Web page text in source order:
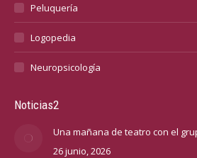
Peluquería
Logopedia
Neuropsicología
Noticias2
Una mañana de teatro con el
26 junio, 2026